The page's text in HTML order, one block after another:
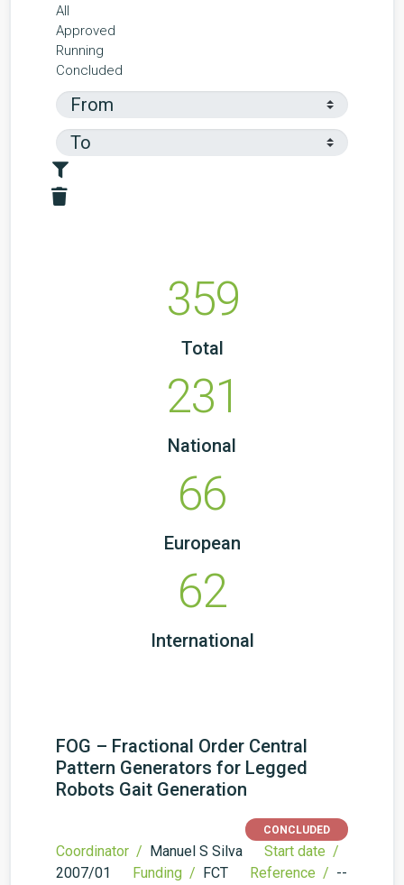
All
Approved
Running
Concluded
359
Total
231
National
66
European
62
International
FOG – Fractional Order Central
Pattern Generators for Legged
Robots Gait Generation
CONCLUDED
Coordinator / Manuel S Silva
Start date /
2007/01
Funding / FCT Reference / --